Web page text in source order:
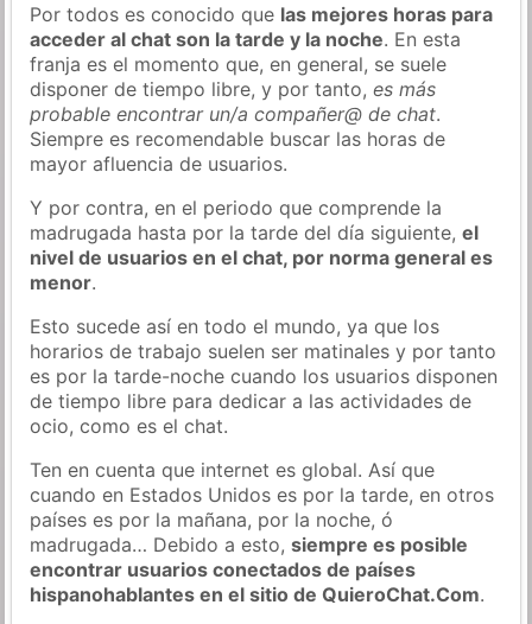
Por todos es conocido que las mejores horas para
acceder al chat son la tarde y la noche. En esta
franja es el momento que, en general, se suele
disponer de tiempo libre, y por tanto,es más
probable encontrar un/a compañer@ de chat.
Siempre es recomendable buscar las horas de
mayor afluencia de usuarios.
Y por contra, en el periodo que comprende la
madrugada hasta por la tarde del día siguiente,el
nivel de usuarios en el chat, por norma general es
menor.
Esto sucede así en todo el mundo, ya que los
horarios de trabajo suelen ser matinales y por tanto
es por la tarde-noche cuando los usuarios disponen
de tiempo libre para dedicar a las actividades de
ocio, como es el chat.
Ten en cuenta que internet es global. Así que
cuando en Estados Unidos es por la tarde, en otros
países es por la mañana, por la noche, ó
madrugada… Debido a esto,siempre es posible
encontrar usuarios conectados de países
hispanohablantes en el sitio de QuieroChat.Com.